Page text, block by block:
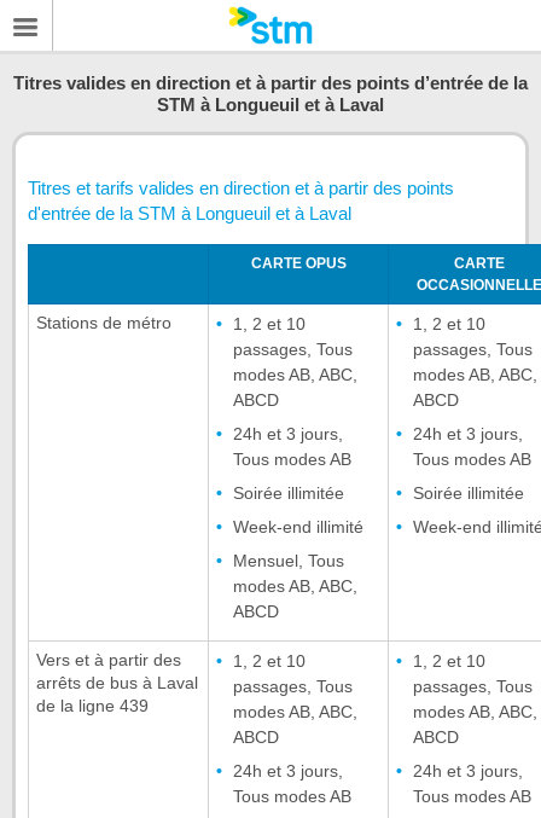
Titres valides en direction et à partir des points d’entrée de la
STM à Longueuil et à Laval
Titres et tarifs valides en direction et à partir des points
d'entrée de la STM à Longueuil et à Laval
CARTE OPUS
CARTE
OCCASIONNELLE
Stations de métro
1, 2 et 10
passages, Tous
modes AB, ABC,
ABCD
24h et 3 jours,
Tous modes AB
Soirée illimitée
Week-end illimité
Mensuel, Tous
modes AB, ABC,
ABCD
1, 2 et 10
passages, Tous
modes AB, ABC,
ABCD
24h et 3 jours,
Tous modes AB
Soirée illimitée
Week-end
Vers et à partir des
arrêts de bus à Laval
de la ligne 439
1, 2 et 10
passages, Tous
modes AB, ABC,
ABCD
24h et 3 jours,
Tous modes AB
1, 2 et 10
passages, Tous
modes AB, ABC,
ABCD
24h et 3 jours,
Tous modes AB